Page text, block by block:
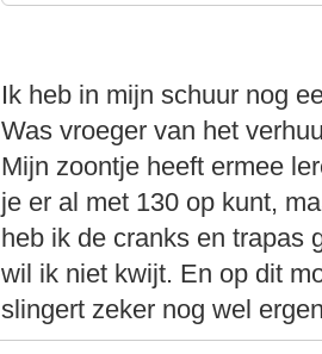
Ik heb in mijn schuur nog
Was vroeger van het
Mijn zoontje heeft ermee
je er al met 130 op kunt,
heb ik de cranks en trapas
wil ik niet kwijt. En op dit
slingert zeker nog wel